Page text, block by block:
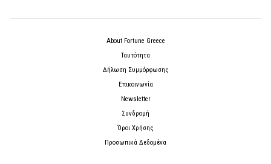
About Fortune Greece
Ταυτότητα
Δήλωση Συμμόρφωσης
Επικοινωνία
Newsletter
Συνδρομή
Όροι Χρήσης
Προσωπικά Δεδομένα